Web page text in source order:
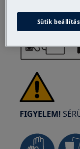
FIGYELEM!
Sütik